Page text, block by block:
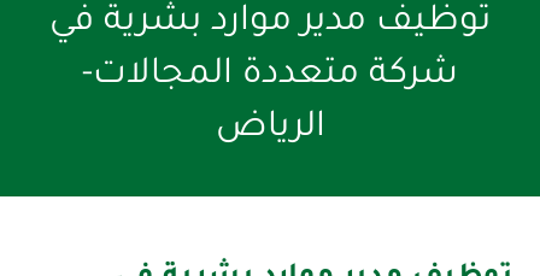
توظيف مدير موارد بشرية في
شركة متعددة المجالات-
الرياض